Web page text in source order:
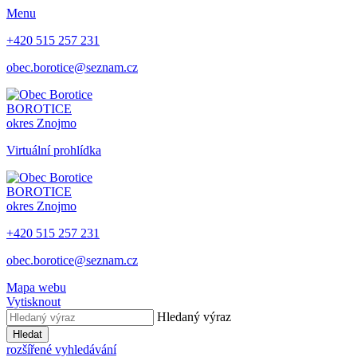
Menu
+420 515 257 231
obec.borotice@seznam.cz
BOROTICE
okres Znojmo
Virtuální prohlídka
BOROTICE
okres Znojmo
+420 515 257 231
obec.borotice@seznam.cz
Mapa webu
Vytisknout
Hledaný výraz
Hledat
rozšířené vyhledávání